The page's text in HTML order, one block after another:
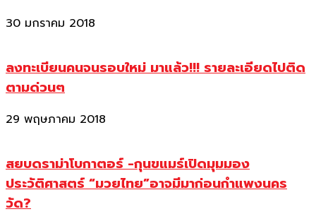
30 มกราคม 2018
ลงทะเบียนคนจนรอบใหม่ มาแล้ว!!! รายละเอียดไปติด
ตามด่วนๆ
29 พฤษภาคม 2018
สยบดราม่าโบกาตอร์ -กุนขแมร์เปิดมุมมอง
ประวัติศาสตร์ “มวยไทย”อาจมีมาก่อนกำแพงนคร
วัด?